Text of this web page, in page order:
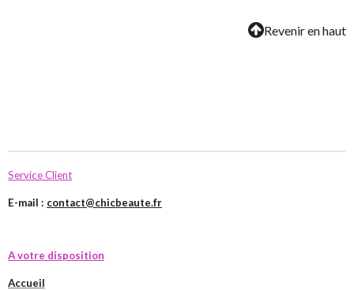
Revenir en haut
Service Client
E-mail : contact@chicbeaute.fr
A votre disposition
Accueil